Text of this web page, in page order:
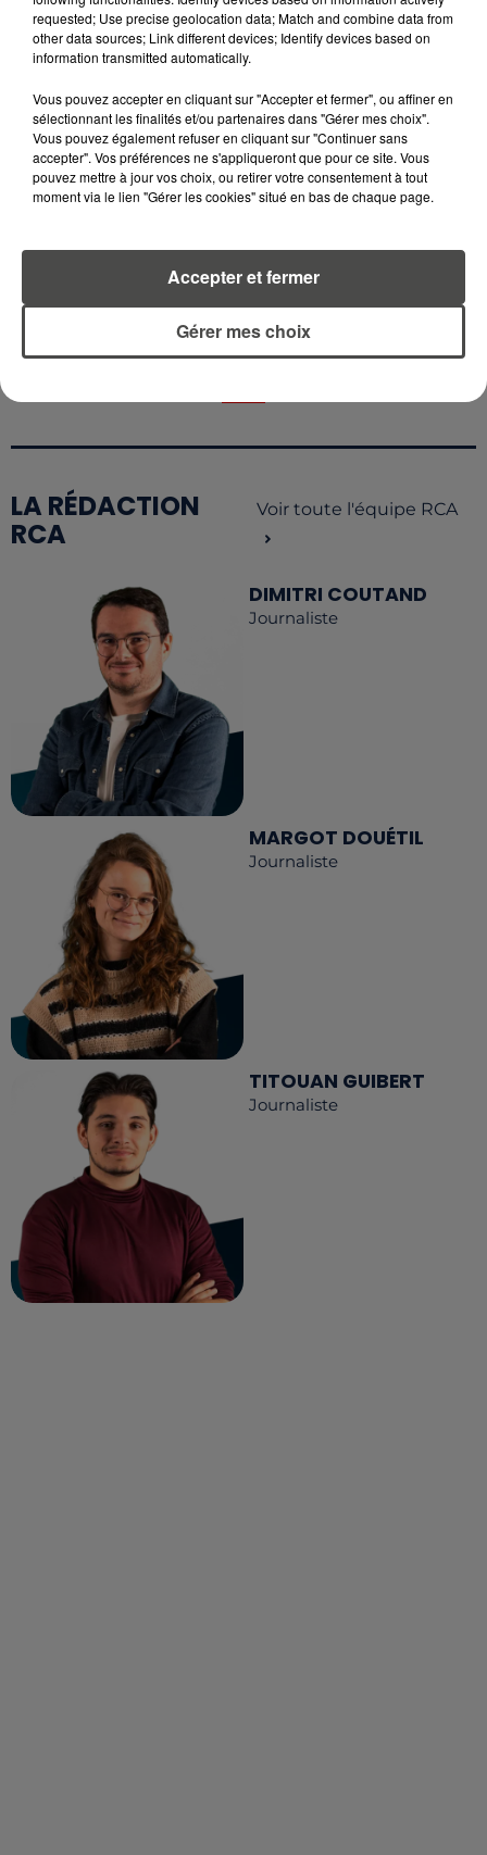
6 août 2026
CANICULE : POURQUOI LES
BOUTEILLES D'EAU
5 août 2026
MANGER SAINEMENT COÛTE 25 %
PLUS CHER QU'IL Y A CINQ ANS,
ALERTE L’ONU
RETROUVEZ TOUTE L'ACTU DE LA RÉGION ET
RECEVEZ LES ALERTES INFOS DE LA RÉDACTION
LA RÉDACTION
RCA
Voir toute l'équipe RCA
DIMITRI COUTAND
Journaliste
MARGOT DOUÉTIL
Journaliste
TITOUAN GUIBERT
Journaliste
requested; Use precise geolocation data; Match and combine data from
other data sources; Link different devices; Identify devices based on
information transmitted automatically.
Vous pouvez accepter en cliquant sur "Accepter et fermer", ou affiner en
sélectionnant les finalités et/ou partenaires dans "Gérer mes choix".
Vous pouvez également refuser en cliquant sur "Continuer sans
accepter". Vos préférences ne s'appliqueront que pour ce site. Vous
pouvez mettre à jour vos choix, ou retirer votre consentement à tout
moment via le lien "Gérer les cookies" situé en bas de chaque page.
Gérer mes choix
Accepter et fermer